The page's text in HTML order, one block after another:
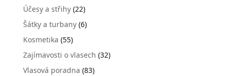
Účesy a střihy(22)
Šátky a turbany(6)
Kosmetika (55)
Zajímavosti o vlasech (32)
Vlasová poradna (83)